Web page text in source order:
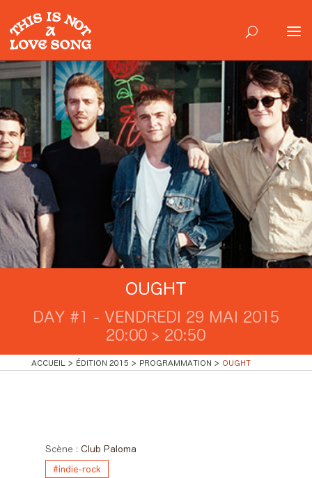
OUGHT
DAY #1 - VENDREDI 29 MAI 2015
20:00 > 20:50
ACCUEIL ÉDITION 2015 PROGRAMMATION OUGHT
Scène : Club Paloma
#indie-rock